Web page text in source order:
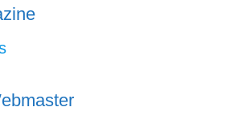
et non payant.
77 000 euros, le